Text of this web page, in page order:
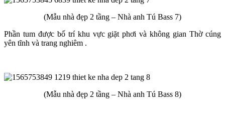
(Mẫu nhà đẹp 2 tầng – Nhà anh Tú Bass 7)
Phần tum được bố trí khu vực giặt phơi và không gian Thờ cúng
yên tĩnh và trang nghiêm .
(Mẫu nhà đẹp 2 tầng – Nhà anh Tú Bass 8)